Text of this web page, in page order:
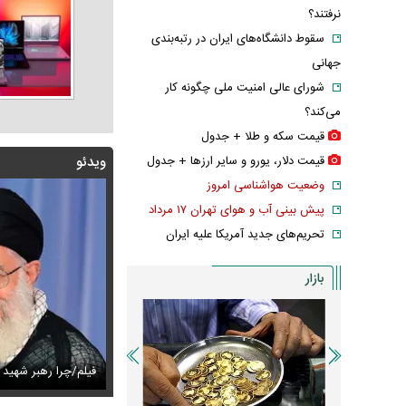
ویدئو
باعث بروز جنگ شد؟ فیلم/چرا رهبر شهید پرواز سوخت‌رسان‌های آمریکایی در خلیج فارس عکس/ خانه
نرفتند؟
سقوط دانشگاه‌های ایران در رتبه‌بندی
جهانی
شورای عالی امنیت ملی چگونه کار
می‌کند؟
قیمت سکه و طلا + جدول
قیمت دلار، یورو و سایر ارز‌ها + جدول
وضعیت هواشناسی امروز
پیش بینی آب و هوای تهران ۱۷ مرداد
تحریم‌های جدید آمریکا علیه ایران
بازار